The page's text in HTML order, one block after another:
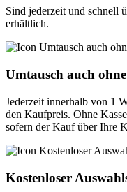
Sind jederzeit und schnell
erhältlich.
Umtausch auch
Jederzeit innerhalb von 1
den Kaufpreis. Ohne
sofern der Kauf über Ihre
Kostenloser